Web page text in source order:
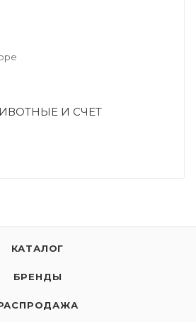
И СЧЕТ
КАТАЛОГ
БРЕНДЫ